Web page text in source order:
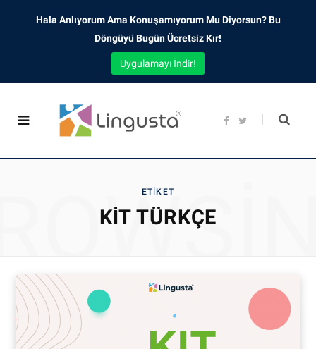
F
b
t
ETIKET
KIT TÜRKÇE
Hala Anlıyorum Ama Konuşamıyorum Mu Diyorsun? Bu
Döngüyü Bugün Ücretsiz Kır!
Uygulamayı İndir!